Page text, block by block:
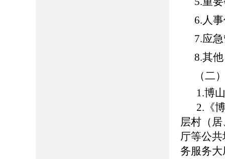
6.人
7.应
8.其他
（二
1.博
2.《
层村（
厅等公
务服务